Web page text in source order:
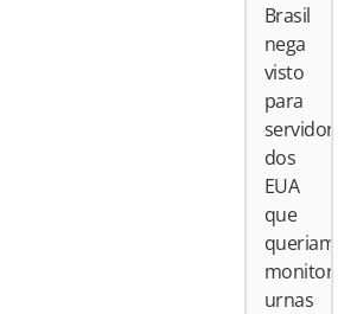
Brasil
nega
visto
para
servidores
dos
EUA
que
queriam
monitorar
urnas